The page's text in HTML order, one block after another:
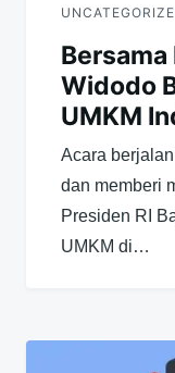
Bersama
Widodo
UMKM
Acara
dan memberi
Presiden RI
UMKM di…